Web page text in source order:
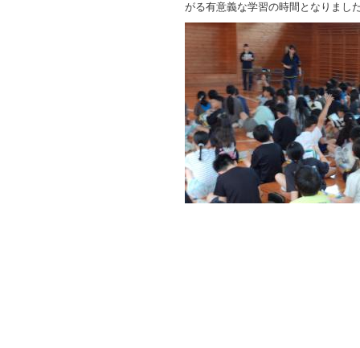
がる有意義な学習の時間となりまし